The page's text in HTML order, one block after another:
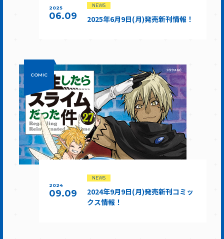
2025
06.09
NEWS
2025年6月9日(月)発売新刊情報！
COMIC
2024
09.09
NEWS
2024年9月9日(月)発売新刊コミッ
クス情報！